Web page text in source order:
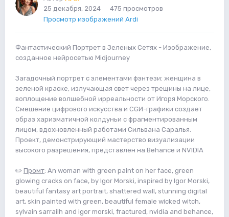
25 декабря, 2024
475 просмотров
Просмотр изображений Ardi
Фантастический Портрет в Зеленых Сетях - Изображение,
созданное нейросетью Midjourney
Загадочный портрет с элементами фэнтези: женщина в
зеленой краске, излучающая свет через трещины на лице,
воплощение волшебной ирреальности от Игоря Морского.
Смешение цифрового искусства и CGИ-графики создает
образ харизматичной колдуньи с фрагментированным
лицом, вдохновленный работами Сильвана Саралья.
Проект, демонстрирующий мастерство визуализации
высокого разрешения, представлен на Behance и NVIDIA
✏️ Промт: An woman with green paint on her face, green
glowing cracks on face, by Igor Morski, inspired by Igor Morski,
beautiful fantasy art portrait, shattered wall, stunning digital
art, skin painted with green, beautiful female wicked witch,
sylvain sarrailh and igor morski, fractured, nvidia and behance,